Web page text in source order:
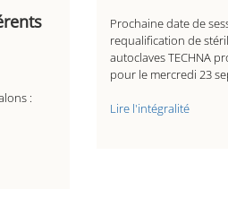
:
Prochaine date de
requalification de
autoclaves TECHNA
pour le mercredi 23
Lire l'intégralité